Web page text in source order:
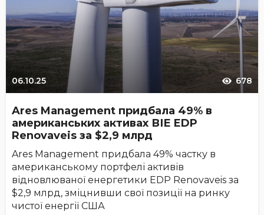
06.10.25 678
Ares Management придбала 49% в
американських активах ВІЕ EDP
Renovaveis за $2,9 млрд
Ares Management придбала 49% частку в
американському портфелі активів
відновлюваної енергетики EDP Renovaveis за
$2,9 млрд, зміцнивши свої позиції на ринку
чистої енергії США